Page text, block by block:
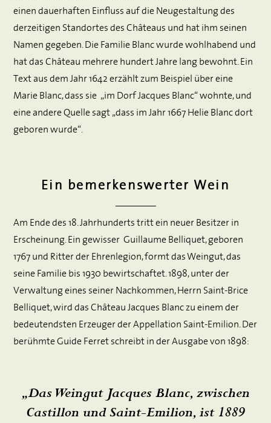
einen dauerhaften Einfluss auf die Neugestaltung des
derzeitigen Standortes des Châteaus und hat ihm seinen
Namen gegeben. Die Familie Blanc wurde wohlhabend und
hat das Château mehrere hundert Jahre lang bewohnt. Ein
Text aus dem Jahr 1642 erzählt zum Beispiel über eine
Marie Blanc, dass sie „im Dorf Jacques Blanc“ wohnte, und
eine andere Quelle sagt „dass im Jahr 1667 Helie Blanc dort
geboren wurde“.
Ein bemerkenswerter Wein
Am Ende des 18. Jahrhunderts tritt ein neuer Besitzer in
Erscheinung. Ein gewisser Guillaume Belliquet, geboren
1767 und Ritter der Ehrenlegion, formt das Weingut, das
seine Familie bis 1930 bewirtschaftet. 1898, unter der
Verwaltung eines seiner Nachkommen, Herrn Saint-Brice
Belliquet, wird das Château Jacques Blanc zu einem der
bedeutendsten Erzeuger der Appellation Saint-Emilion. Der
berühmte Guide Ferret schreibt in der Ausgabe von 1898:
„Das Weingut Jacques Blanc, zwischen
Castillon und Saint-Emilion, ist 1889